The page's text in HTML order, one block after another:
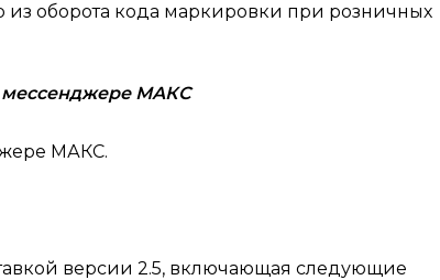
оборота кода маркировки при розничных
мессенджере МАКС
МАКС.
версии 2.5, включающая следующие